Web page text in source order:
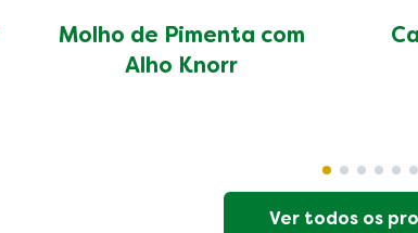
Molho de Pimenta com
Alho Knorr
Ver todos os